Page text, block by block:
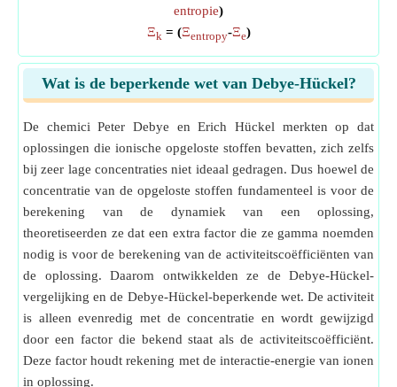
entropie)
Ξk = (Ξentropy-Ξe)
Wat is de beperkende wet van Debye-Hückel?
De chemici Peter Debye en Erich Hückel merkten op dat
oplossingen die ionische opgeloste stoffen bevatten, zich zelfs
bij zeer lage concentraties niet ideaal gedragen. Dus hoewel de
concentratie van de opgeloste stoffen fundamenteel is voor de
berekening van de dynamiek van een oplossing,
theoretiseerden ze dat een extra factor die ze gamma noemden
nodig is voor de berekening van de activiteitscoëfficiënten van
de oplossing. Daarom ontwikkelden ze de Debye-Hückel-
vergelijking en de Debye-Hückel-beperkende wet. De activiteit
is alleen evenredig met de concentratie en wordt gewijzigd
door een factor die bekend staat als de activiteitscoëfficiënt.
Deze factor houdt rekening met de interactie-energie van ionen
in oplossing.